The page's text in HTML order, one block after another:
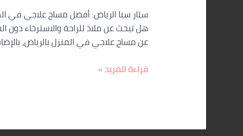
ستار سبا الرياض: أفضل مساج علاجي في
هل تبحث عن ملاذ للراحة والاسترخاء دون
عن مساج علاجي في المنزل بالرياض،
قراءة المزيد »